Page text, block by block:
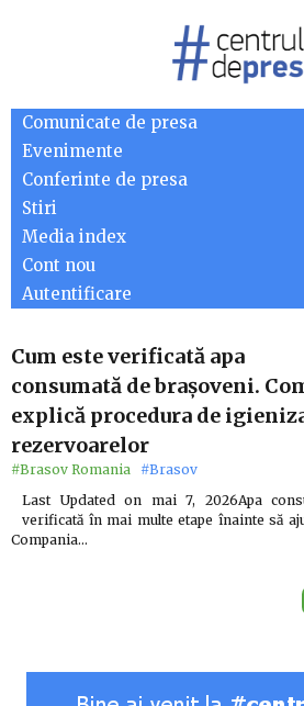
Comunicate de presa
Evenimente
Conferinte de presa
Stiri
Media index
Cont nou
Autentificare
Cum este verificată apa
consumată de brașoveni.
explică procedura de
rezervoarelor
#Brasov Romania #Brasov
Last Updated on mai 7, 2026Apa
verificată în mai multe etape înainte să
Compania…